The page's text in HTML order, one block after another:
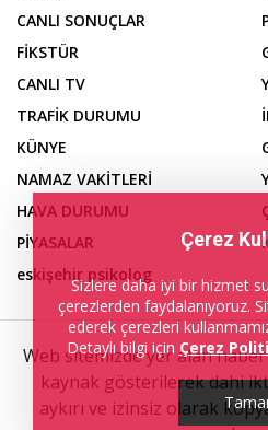
CANLI SONUÇLAR
FİKSTÜR
CANLI TV
TRAFİK DURUMU
KÜNYE
NAMAZ VAKİTLERİ
HAVA DURUMU
PİYASALAR
eskişehir psikolog
Web sitemizde yer alan
kaynak gösterilerek dahi
aykırı ve izinsiz olarak
Çerez
Sizlere daha iyi bir hizmet
çerezlerden faydalanıyoruz.
ederek çerezleri
Detaylı bilgi için Çerez